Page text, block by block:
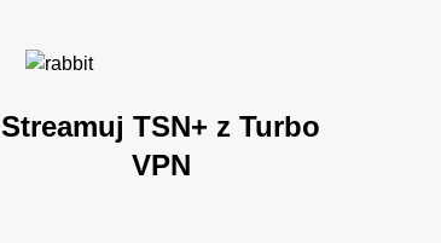
Streamuj TSN+ z Turbo
VPN